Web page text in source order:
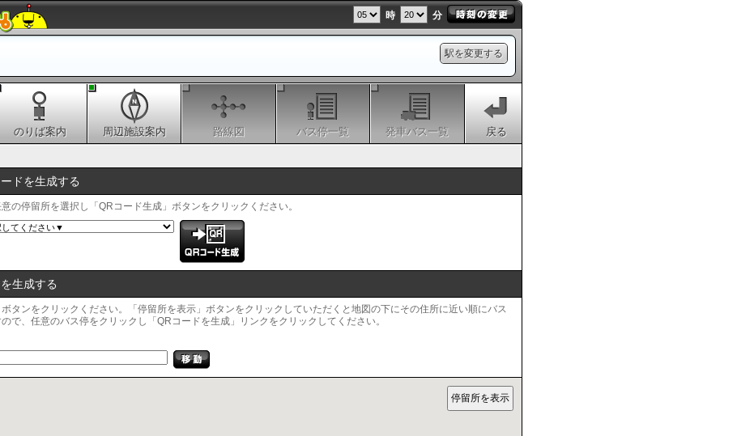
時 分
駅を変更する
のりば案内 周辺施設案内 路線図 バス停一覧 発車バス一覧 戻る
ドを生成する
の停留所を選択し「QRコード生成」ボタンをクリックください。
生成する
タンをクリックください。「停留所を表示」ボタンをクリックしていただくと地図の下にその住所に近い順にバス
で、任意のバス停をクリックし「QRコードを生成」リンクをクリックしてください。